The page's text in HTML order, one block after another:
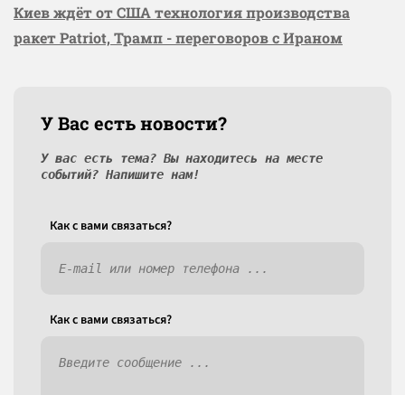
Киев ждёт от США технология производства
ракет Patriot, Трамп - переговоров с Ираном
У Вас есть новости?
У вас есть тема? Вы находитесь на месте
событий? Напишите нам!
Как c вами связаться?
Как c вами связаться?